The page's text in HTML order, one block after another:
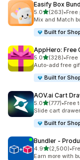
Easify Box
5.0별 5개 중
(263)
총 리뷰 263개
•Free
Mix and Match
Built for
AppHero: Free
5.0별 5개 중
(328)
총 리뷰 328개
•Free
Auto-add free
Built for
AOV.ai Cart
5.0별 5개 중
(777)
총 리뷰 777개
•Free
Slide cart
Built for
Bundler ‑
4.9별 5개 중
(2,500)
총 리뷰 2500개
•
Earn more with